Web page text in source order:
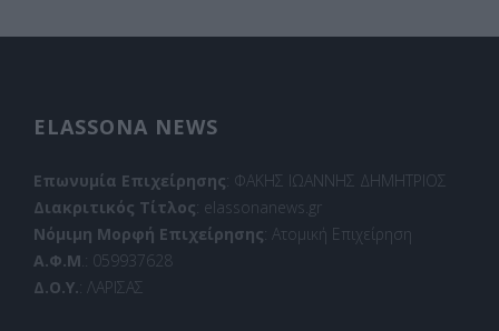
ELASSONA NEWS
Επωνυμία Επιχείρησης: ΦΑΚΗΣ ΙΩΑΝΝΗΣ ΔΗΜΗΤΡΙΟΣ
Διακριτικός Τίτλος: elassonanews.gr
Νόμιμη Μορφή Επιχείρησης: Ατομική Επιχείρηση
Α.Φ.Μ.: 059937628
Δ.Ο.Υ.: ΛΑΡΙΣΑΣ